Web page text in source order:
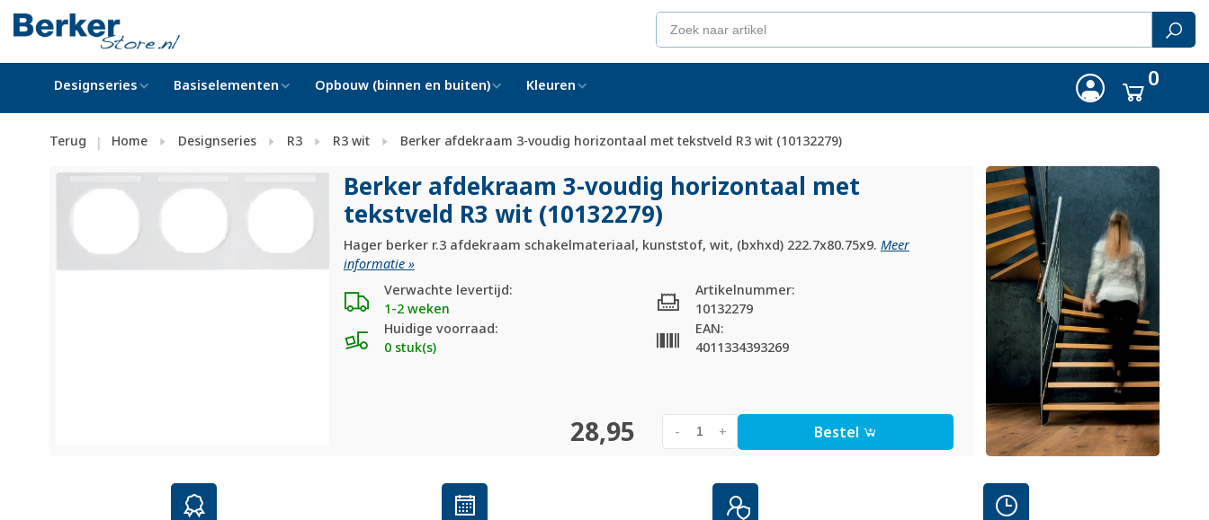
Designseries Basiselementen Opbouw (binnen en buiten) Kleuren 0
Terug | Home Designseries R3 R3 wit Berker afdekraam 3-voudig horizontaal met tekstveld R3 wit (10132279)
Berker afdekraam 3-voudig horizontaal met
tekstveld R3 wit (10132279)
Hager berker r.3 afdekraam schakelmateriaal, kunststof, wit, (bxhxd) 222.7x80.75x9. Meer
informatie »
Verwachte levertijd:
1-2 weken
Huidige voorraad:
0 stuk(s)
Artikelnummer:
10132279
EAN:
4011334393269
28,95 +
- Bestel